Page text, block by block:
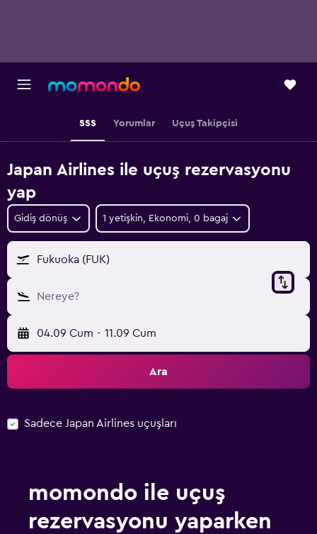
SSS Yorumlar Uçuş Takipçisi
Japan Airlines ile uçuş rezervasyonu
yap
Gidiş dönüş 1 yetişkin, Ekonomi, 0 bagaj
Fukuoka (FUK)
Nereye?
04.09 Cum - 11.09 Cum
Ara
Sadece Japan Airlines uçuşları
momondo ile uçuş
rezervasyonu yaparken